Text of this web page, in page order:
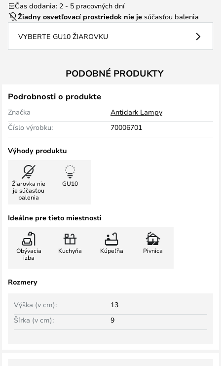
Čas dodania: 2 - 5 pracovných dní
Žiadny osvetľovací prostriedok nie je súčasťou balenia
VYBERTE GU10 ŽIAROVKU
PODOBNÉ PRODUKTY
Podrobnosti o produkte
Značka
Antidark Lampy
Číslo výrobku:
70006701
Výhody produktu
Žiarovka nie
je súčasťou
balenia
GU10
Ideálne pre tieto miestnosti
Obývacia
izba
Kuchyňa Kúpeľňa Pivnica
Rozmery
Šírka (v cm): 9
Výška (v cm): 13